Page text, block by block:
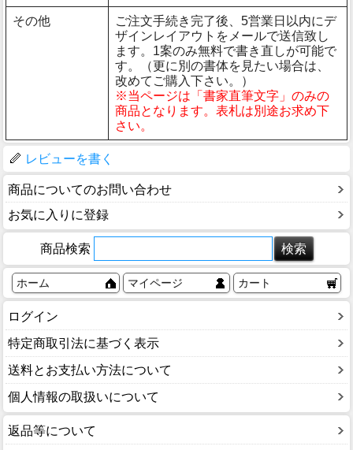
その他
ご注文手続き完了後、5営業日以内にデ
ザインレイアウトをメールで送信致し
ます。1案のみ無料で書き直しが可能で
す。（更に別の書体を見たい場合は、
改めてご購入下さい。）
※当ページは「書家直筆文字」のみの
商品となります。表札は別途お求め下
さい。
レビューを書く
商品についてのお問い合わせ
お気に入りに登録
商品検索
ホーム マイページ カート
ログイン
特定商取引法に基づく表示
送料とお支払い方法について
個人情報の取扱いについて
返品等について